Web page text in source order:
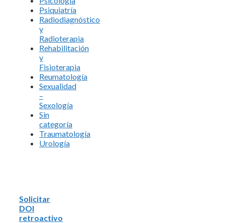
Psiquiatría
Radiodiagnóstico
y
Radioterapia
Rehabilitación
y
Fisioterapia
Reumatología
Sexualidad
–
Sexología
Sin
categoría
Traumatología
Urología
Solicitar
DOI
retroactivo